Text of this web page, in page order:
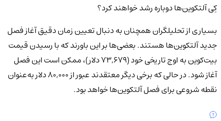
کِی آلتکوین‌ها دوباره رشد خواهند کرد؟
بسیاری از تحلیلگران همچنان به دنبال تعیین زمان دقیق آغاز فصل
جدید آلتکوین‌ها هستند. بعضی‌ها بر این باورند که با رسیدن قیمت
بیت‌کوین به اوج تاریخی خود (۷۳,۶۷۹ دلار)، ممکن است این فصل
آغاز شود. در حالی که برخی دیگر معتقدند عبور از ۸۰,۰۰۰ دلار به‌عنوان
نقطه شروعی برای فصل آلتکوین‌ها خواهد بود.